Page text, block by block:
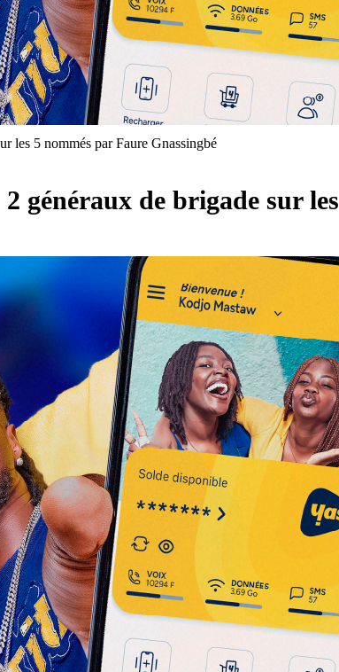
les 5 nommés par Faure Gnassingbé
généraux de brigade sur